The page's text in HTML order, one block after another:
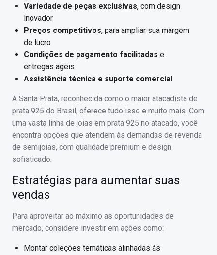
Variedade de peças exclusivas, com design
inovador
Preços competitivos, para ampliar sua margem
de lucro
Condições de pagamento facilitadas e
entregas ágeis
Assistência técnica e suporte comercial
A Santa Prata, reconhecida como o maior atacadista de
prata 925 do Brasil, oferece tudo isso e muito mais. Com
uma vasta linha de joias em prata 925 no atacado, você
encontra opções que atendem às demandas de revenda
de semijoias, com qualidade premium e design
sofisticado.
Estratégias para aumentar suas
vendas
Para aproveitar ao máximo as oportunidades de
mercado, considere investir em ações como:
Montar coleções temáticas alinhadas às